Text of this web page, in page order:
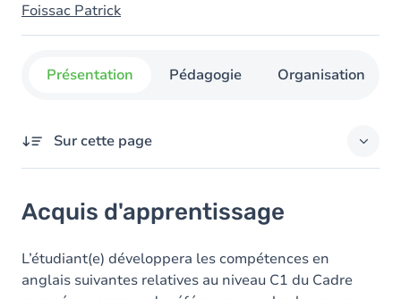
Foissac Patrick
Présentation Pédagogie Organisation
Sur cette page
Objectifs
Contenu
Table des matières
Acquis d'apprentissage
L’étudiant(e) développera les compétences en
anglais suivantes relatives au niveau C1 du Cadre